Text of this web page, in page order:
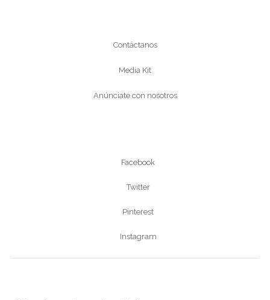
Contáctanos
Media Kit
Anúnciate con nosotros
Facebook
Twitter
Pinterest
Instagram